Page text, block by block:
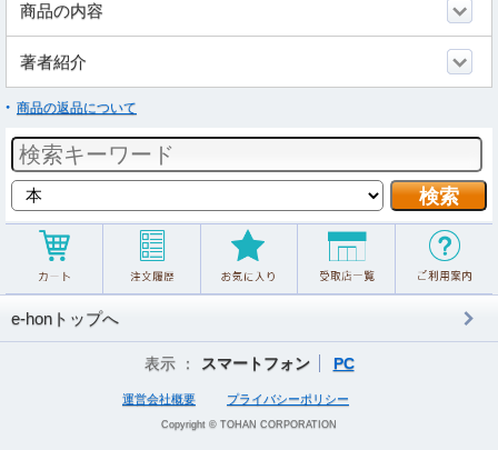
商品の内容
著者紹介
商品の返品について
e-honトップへ
表示 ： スマートフォン PC
運営会社概要 プライバシーポリシー
Copyright © TOHAN CORPORATION